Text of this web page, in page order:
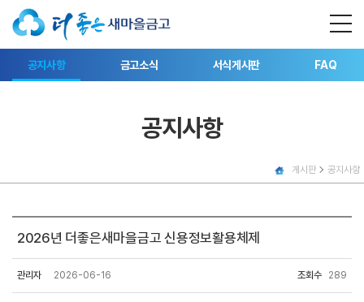
공지사항 금고소식 서식게시판 FAQ
공지사항
게시판 공지사항
2026년 더좋은새마을금고 신용정보활용체제
관리자 2026-06-16 조회수 289